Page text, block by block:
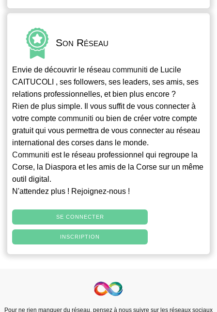
Son Réseau
Envie de découvrir le réseau communiti de Lucile
CAITUCOLI , ses followers, ses leaders, ses amis, ses
relations professionnelles, et bien plus encore ?
Rien de plus simple. Il vous suffit de vous connecter à
votre compte communiti ou bien de créer votre compte
gratuit qui vous permettra de vous connecter au réseau
international des corses dans le monde.
Communiti est le réseau professionnel qui regroupe la
Corse, la Diaspora et les amis de la Corse sur un même
outil digital.
N'attendez plus ! Rejoignez-nous !
SE CONNECTER
INSCRIPTION
Pour ne rien manquer du réseau, pensez à nous suivre sur les réseaux sociaux